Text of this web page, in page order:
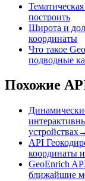
построить
Широта и
координаты
Что такое
подводные
Похожие
устройствах
API
координаты
GeoEnrich
ближайшие